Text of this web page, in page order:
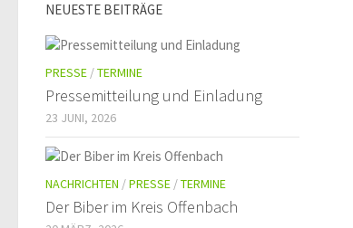
NEUESTE BEITRÄGE
PRESSE /TERMINE
Pressemitteilung und Einladung
23 JUNI, 2026
NACHRICHTEN /PRESSE /TERMINE
Der Biber im Kreis Offenbach